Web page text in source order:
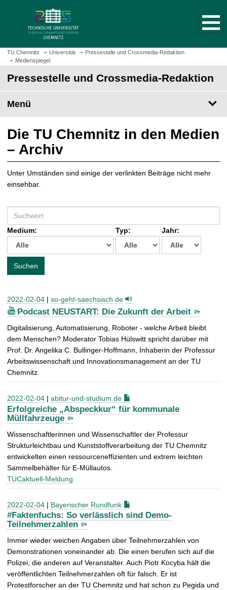
m
H
t
s
i
e
a
u
f
r
u
f
e
TU Chemnitz Universität
Pressestelle und Crossmedia-Redaktion
Medienspiegel
Pressestelle und Crossmedia-Redaktion
Menü
Die TU Chemnitz in den Medien
– Archiv
Unter Umständen sind einige der verlinkten Beiträge nicht mehr
einsehbar.
u
c
e
h
:
Medium: Typ: Jahr:
Suchen
2022-02-04 | so-geht-saechsisch.de
Podcast NEUSTART: Die Zukunft der Arbeit
Digitalisierung, Automatisierung, Roboter - welche Arbeit bleibt
dem Menschen? Moderator Tobias Hülswitt spricht darüber mit
Prof. Dr. Angelika C. Bullinger-Hoffmann, Inhaberin der Professur
Arbeitswissenschaft und Innovationsmanagement an der TU
Chemnitz.
2022-02-04 | abitur-und-studium.de
Erfolgreiche „Abspeckkur“ für kommunale
Müllfahrzeuge
Wissenschaftlerinnen und Wissenschaftler der Professur
Strukturleichtbau und Kunststoffverarbeitung der TU Chemnitz
entwickelten einen ressourceneffizienten und extrem leichten
Sammelbehälter für E-Müllautos.
TUCaktuell-Meldung
2022-02-04 | Bayerischer Rundfunk
#Faktenfuchs: So verlässlich sind Demo-
Teilnehmerzahlen
Immer wieder weichen Angaben über Teilnehmerzahlen von
Demonstrationen voneinander ab. Die einen berufen sich auf die
Polizei, die anderen auf Veranstalter. Auch Piotr Kocyba hält die
veröffentlichten Teilnehmerzahlen oft für falsch. Er ist
Protestforscher an der TU Chemnitz und hat schon zu Pegida und